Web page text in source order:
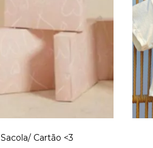
Sacola/ Cartão <3